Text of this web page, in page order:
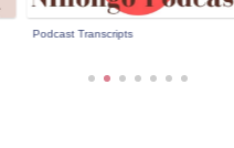
Podcast Transcripts